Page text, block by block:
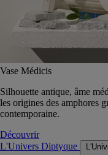
Vase Médicis
Silhouette antique, âme
les origines des amphores
contemporaine.
Découvrir
L'Univers Diptyque